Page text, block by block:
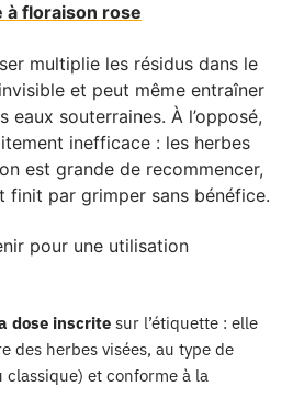
floraison rose
multiplie les résidus dans le
et peut même entraîner
eaux souterraines. À l’opposé,
inefficace : les herbes
est grande de recommencer,
finit par grimper sans bénéfice.
pour une utilisation
dose inscrite sur l’étiquette : elle
des herbes visées, au type de
et conforme à la